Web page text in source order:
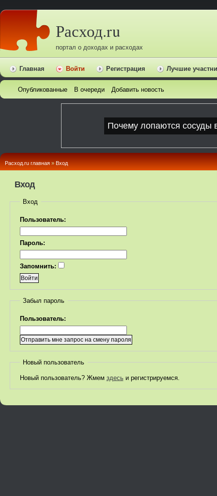
Расход.ru
портал о доходах и расходах
Главная Войти Регистрация Лучшие
Опубликованные В очереди Добавить новость
Расход.ru главная » Вход
Вход
Вход
Пользователь:
Пароль:
Запомнить:
Забыл пароль
Пользователь:
Новый пользователь
Новый пользователь? Жмем здесьи регистрируемся.